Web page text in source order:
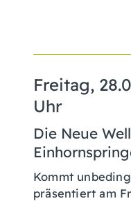
Freitag,
Uhr
Die Neue
Kommt
präsentiert am